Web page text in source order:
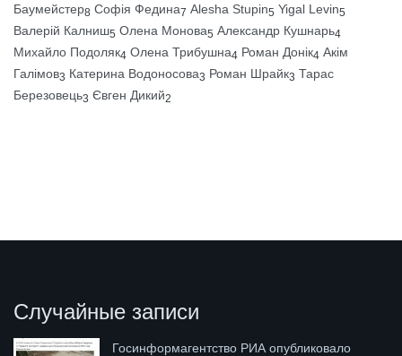
Баумейстер8 Софія Федина7 Alesha Stupin5 Yigal Levin5
Валерій Калниш5 Олена Монова5 Александр Кушнарь4
Михайло Подоляк4 Олена Трибушна4 Роман Донік4 Акім
Галімов3 Катерина Водоносова3 Роман Шрайк3 Тарас
Березовець3 Євген Дикий2
Случайные записи
Госинформагентство РИА опубликовало